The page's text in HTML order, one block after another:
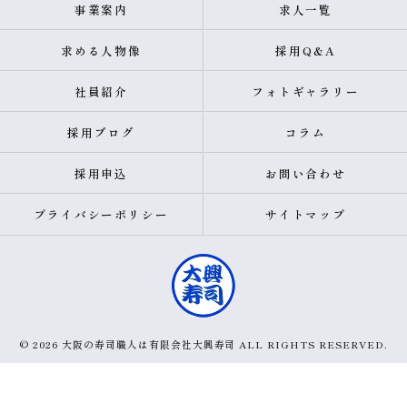
事業案内 求人一覧
求める人物像 採用Q&A
社員紹介 フォトギャラリー
採用ブログ コラム
採用申込 お問い合わせ
プライバシーポリシー サイトマップ
© 2026 大阪の寿司職人は有限会社大興寿司 ALL RIGHTS RESERVED.